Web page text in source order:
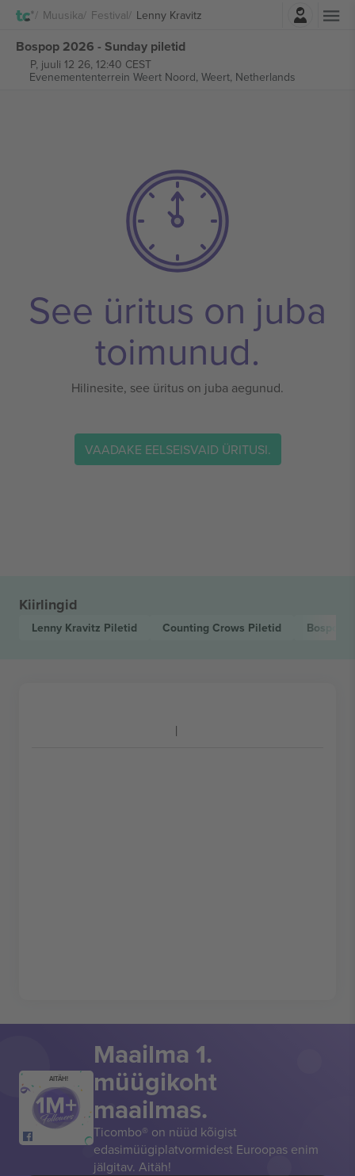
Muusika Festival Lenny KravitzLogi sisse
Bospop 2026 - Sunday piletid
P, juuli 12 26, 12:40 CEST
Evenemententerrein Weert Noord, Weert, Netherlands
See üritus on juba
toimunud.
Hilinesite, see üritus on juba aegunud.
VAADAKE EELSEISVAID ÜRITUSI.
Kiirlingid
Lenny Kravitz Piletid Counting Crows Piletid Bospop
AITÄH!
Maailma 1.
müügikoht
maailmas.
Ticombo® on nüüd kõigist
edasimüügiplatvormidest Euroopas enim
jälgitav. Aitäh!